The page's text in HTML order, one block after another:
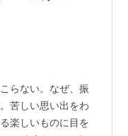
らない。なぜ、振
苦しい思い出をわ
楽しいものに目を